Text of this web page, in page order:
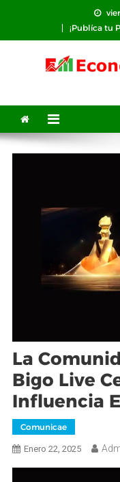
contenido
¡Publíca tu
La
Bigo Live
Influencia
Comunicae
Enero 22, 2025